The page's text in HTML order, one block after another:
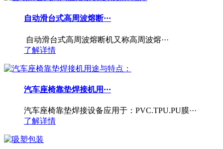
自动滑台式高周波熔断···
自动滑台式高周波熔断机又称高周波熔···
了解详情
汽车座椅靠垫焊接机用···
汽车座椅靠垫焊接设备应用于：PVC.TPU.PU膜···
了解详情